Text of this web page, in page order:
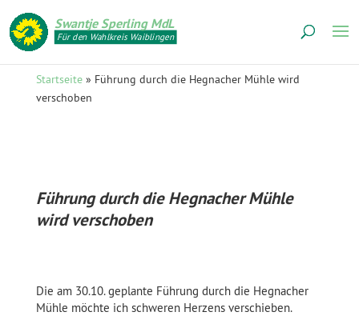
Swantje Sperling MdL
Für den Wahlkreis Waiblingen
Startseite» Führung durch die Hegnacher Mühle wird
verschoben
Führung durch die Hegnacher Mühle
wird verschoben
Die am 30.10. geplante Führung durch die Hegnacher
Mühle möchte ich schweren Herzens verschieben.